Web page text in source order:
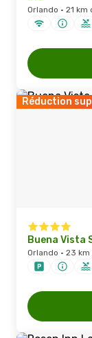
Orlando · 21
Réduction
Buena Vista
Orlando · 23